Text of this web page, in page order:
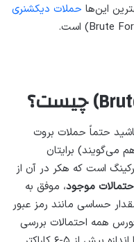
این‌ها حملات دیکشنری
حتماً حملات بروت
برایتان
است که هکر در آن از
موجود، موفق به
حساسی مانند رمز عبور
همه احتمالات بررسی